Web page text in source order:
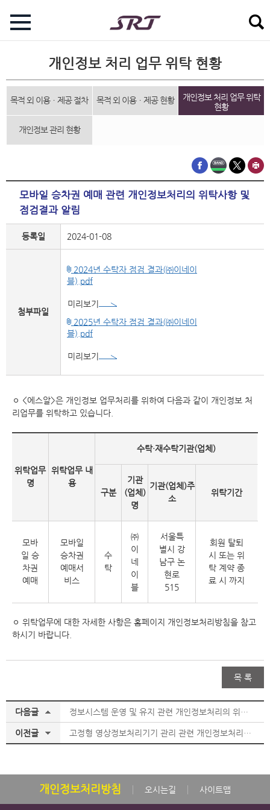
개인정보 처리 업무 위탁 현황
목적 외 이용ㆍ제공 절차 목적 외 이용ㆍ제공 현황
개인정보 처리 업무 위탁
현황
개인정보 관리 현황
모바일 승차권 예매 관련 개인정보처리의 위탁사항 및
점검결과 알림
등록일 2024-01-08
첨부파일
2024년 수탁자 점검 결과(㈜이네이
블).pdf
미리보기
2025년 수탁자 점검 결과(㈜이네이
블).pdf
미리보기
ㅇ <에스알>은 개인정보 업무처리를 위하여 다음과 같이 개인정보 처
리업무를 위탁하고 있습니다.
위탁업무
명
위탁업무 내
용
수탁·재수탁기관(업체)
구분
기관
(업체)
명
기관(업체)주
소
위탁기간
모바
일 승
차권
예매
모바일
승차권
예매서
비스
수
탁
㈜
이
네
이
블
서울특
별시 강
남구 논
현로
515
회원 탈퇴
시 또는 위
탁 계약 종
료 시 까지
ㅇ 위탁업무에 대한 자세한 사항은 홈페이지 개인정보처리방침을 참고
하시기 바랍니다.
목 록
다음글 정보시스템 운영 및 유지 관련 개인정보처리의 위탁사항 및 점검결과 알림
이전글 고정형 영상정보처리기기 관리 관련 개인정보처리의 위탁사항 및 점검결과 알림
개인정보처리방침 오시는길 사이트맵